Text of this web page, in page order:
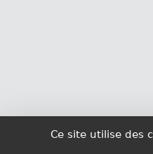
Ce site utilise des